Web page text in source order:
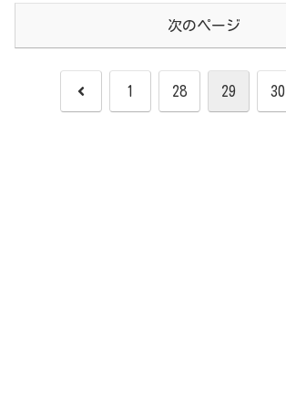
次のページ
前 1 28 29 30